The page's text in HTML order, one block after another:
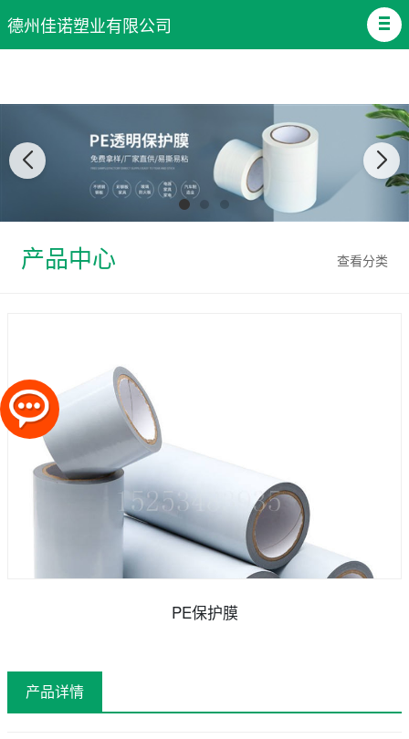
德州佳诺塑业有限公司
查看分类
产品中心
PE保护膜
产品详情